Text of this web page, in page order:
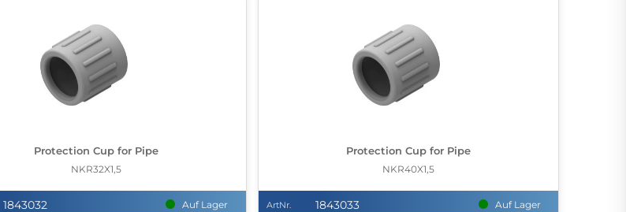
Protection Cup for Pipe
NKR32X1,5
1843032 Auf Lager
Protection Cup for Pipe
NKR40X1,5
ArtNr. 1843033 Auf Lager